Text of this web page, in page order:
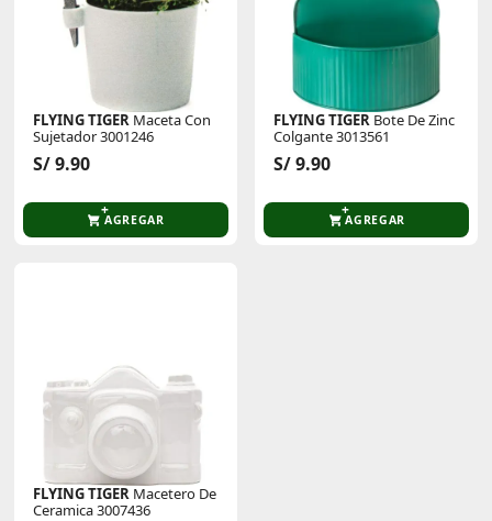
FLYING TIGER Maceta Con
Sujetador 3001246
S/ 9.90
AGREGAR
FLYING TIGER Bote De Zinc
Colgante 3013561
S/ 9.90
AGREGAR
FLYING TIGER Macetero De
Ceramica 3007436